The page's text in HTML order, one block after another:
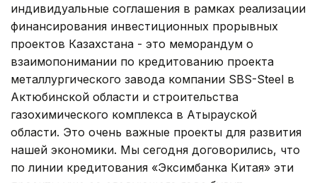
индивидуальные соглашения в рамках реализации
финансирования инвестиционных прорывных
проектов Казахстана - это меморандум о
взаимопонимании по кредитованию проекта
металлургического завода компании SBS-Steel в
Актюбинской области и строительства
газохимического комплекса в Атырауской
области. Это очень важные проекты для развития
нашей экономики. Мы сегодня договорились, что
по линии кредитования «Эксимбанка Китая» эти